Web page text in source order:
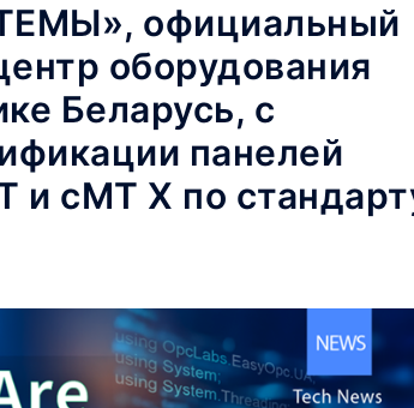
официальный
оборудования
Беларусь, с
панелей
и cMT X по